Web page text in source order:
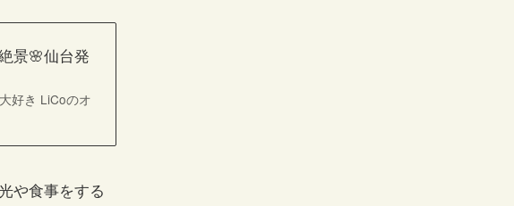
景🌸仙台発
好き LiCoのオ
や食事をする